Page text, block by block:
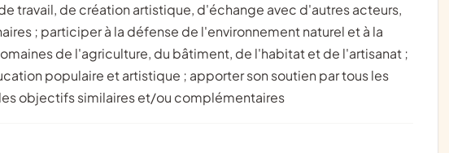
travail, de création artistique, d'échange avec d'autres acteurs,
; participer à la défense de l'environnement naturel et à la
de l'agriculture, du bâtiment, de l'habitat et de l'artisanat ;
populaire et artistique ; apporter son soutien par tous les
objectifs similaires et/ou complémentaires